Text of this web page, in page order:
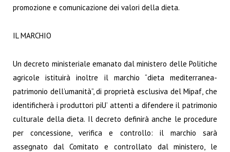
promozione e comunicazione dei valori della dieta.
IL MARCHIO
Un decreto ministeriale emanato dal ministero delle Politiche
agricole istituirà inoltre il marchio “dieta mediterranea-
patrimonio dell’umanità”, di proprietà esclusiva del Mipaf, che
identificherà i produttori piU’ attenti a difendere il patrimonio
culturale della dieta. Il decreto definirà anche le procedure
per concessione, verifica e controllo: il marchio sarà
assegnato dal Comitato e controllato dal ministero, le